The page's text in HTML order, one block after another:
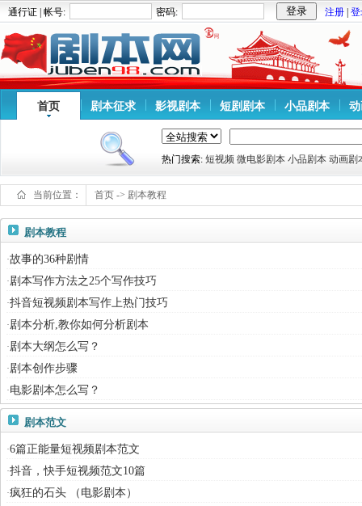
通行证 | 帐号: 密码: 注册
首页 剧本征求 影视剧本 短剧剧本 小品剧本
热门搜索: 短视频 微电影剧本 小品剧本 动画剧
当前位置： 首页 -> 剧本教程
剧本教程
·故事的36种剧情
·剧本写作方法之25个写作技巧
·抖音短视频剧本写作上热门技巧
·剧本分析,教你如何分析剧本
·剧本大纲怎么写？
·剧本创作步骤
·电影剧本怎么写？
剧本范文
·6篇正能量短视频剧本范文
·抖音，快手短视频范文10篇
·疯狂的石头 （电影剧本）